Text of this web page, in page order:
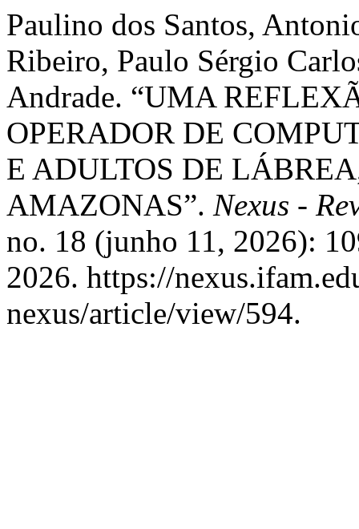
Paulino dos Santos,
Ribeiro, Paulo Sérgio
Andrade. “UMA
OPERADOR DE
E ADULTOS DE
AMAZONAS”. Nexus -
no. 18 (junho 11, 2026):
2026. https://
nexus/article/view/594.